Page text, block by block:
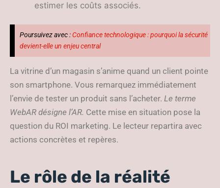
estimer les coûts associés.
Poursuivez avec : Confiance technologique : pourquoi la sécurité
devient-elle un enjeu central
La vitrine d’un magasin s’anime quand un client pointe
son smartphone. Vous remarquez immédiatement
l’envie de tester un produit sans l’acheter. Le terme
WebAR désigne l’AR. Cette mise en situation pose la
question du ROI marketing. Le lecteur repartira avec
actions concrètes et repères.
Le rôle de la réalité